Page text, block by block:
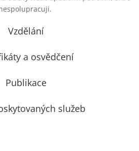
Vzdělání
a osvědčení
Publikace
služeb